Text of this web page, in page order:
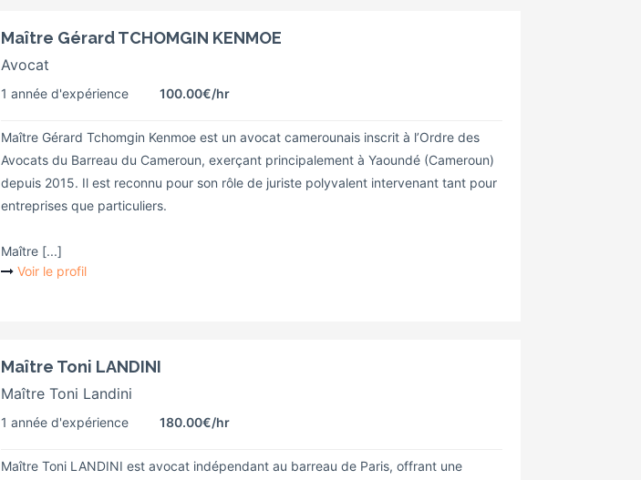
Maître Gérard TCHOMGIN KENMOE
Avocat
1 année d'expérience 100.00€/hr
Maître Gérard Tchomgin Kenmoe est un avocat camerounais inscrit à l’Ordre des
Avocats du Barreau du Cameroun, exerçant principalement à Yaoundé (Cameroun)
depuis 2015. Il est reconnu pour son rôle de juriste polyvalent intervenant tant pour
entreprises que particuliers.
Maître [...]
Voir le profil
Maître Toni LANDINI
Maître Toni Landini
1 année d'expérience 180.00€/hr
Maître Toni LANDINI est avocat indépendant au barreau de Paris, offrant une